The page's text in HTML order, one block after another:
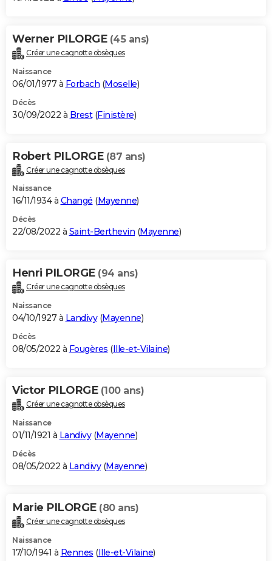
Werner PILORGE (45 ans)
Créer une cagnotte obsèques
Naissance
06/01/1977 à Forbach (Moselle)
Décès
30/09/2022 à Brest(Finistère)
Robert PILORGE (87 ans)
Créer une cagnotte obsèques
Naissance
16/11/1934 à Changé (Mayenne)
Décès
22/08/2022 à Saint-Berthevin (Mayenne)
Henri PILORGE (94 ans)
Créer une cagnotte obsèques
Naissance
04/10/1927 à Landivy(Mayenne)
Décès
08/05/2022 à Fougères (Ille-et-Vilaine)
Victor PILORGE (100 ans)
Créer une cagnotte obsèques
Naissance
01/11/1921 à Landivy(Mayenne)
Décès
08/05/2022 à Landivy(Mayenne)
Marie PILORGE (80 ans)
Créer une cagnotte obsèques
Naissance
17/10/1941 à Rennes (Ille-et-Vilaine)